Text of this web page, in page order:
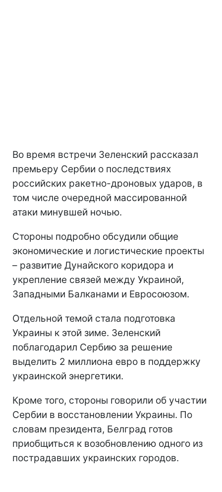
Во время встречи Зеленский рассказал
премьеру Сербии о последствиях
российских ракетно-дроновых ударов, в
том числе очередной массированной
атаки минувшей ночью.
Стороны подробно обсудили общие
экономические и логистические проекты
– развитие Дунайского коридора и
укрепление связей между Украиной,
Западными Балканами и Евросоюзом.
Отдельной темой стала подготовка
Украины к этой зиме. Зеленский
поблагодарил Сербию за решение
выделить 2 миллиона евро в поддержку
украинской энергетики.
Кроме того, стороны говорили об участии
Сербии в восстановлении Украины. По
словам президента, Белград готов
приобщиться к возобновлению одного из
пострадавших украинских городов.